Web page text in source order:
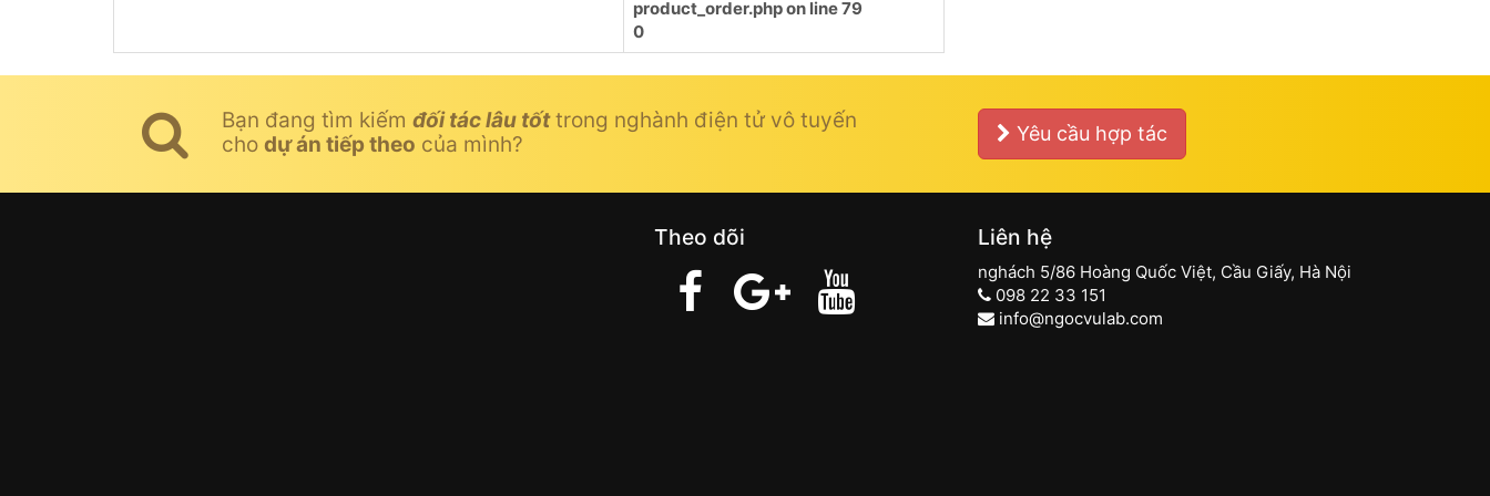
product_order.phpon line79
0
Bạn đang tìm kiếm đối tác lâu tốttrong nghành điện tử vô tuyến
cho dự án tiếp theo của mình? Yêu cầu hợp tác
Theo dõi Liên hệ
nghách 5/86 Hoàng Quốc Việt, Cầu Giấy, Hà Nội
098 22 33 151
info@ngocvulab.com